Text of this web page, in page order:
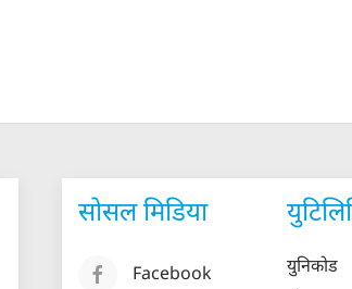
सोसल मिडिया
Facebook
युनिकोड